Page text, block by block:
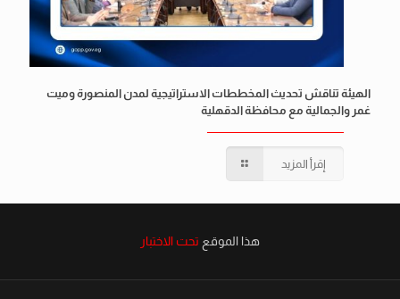
الهيئة تناقش تحديث المخططات الاستراتيجية لمدن المنصورة وميت
غمر والجمالية مع محافظة الدقهلية
إقرأ المزيد
هذا الموقع تحت الاختبار